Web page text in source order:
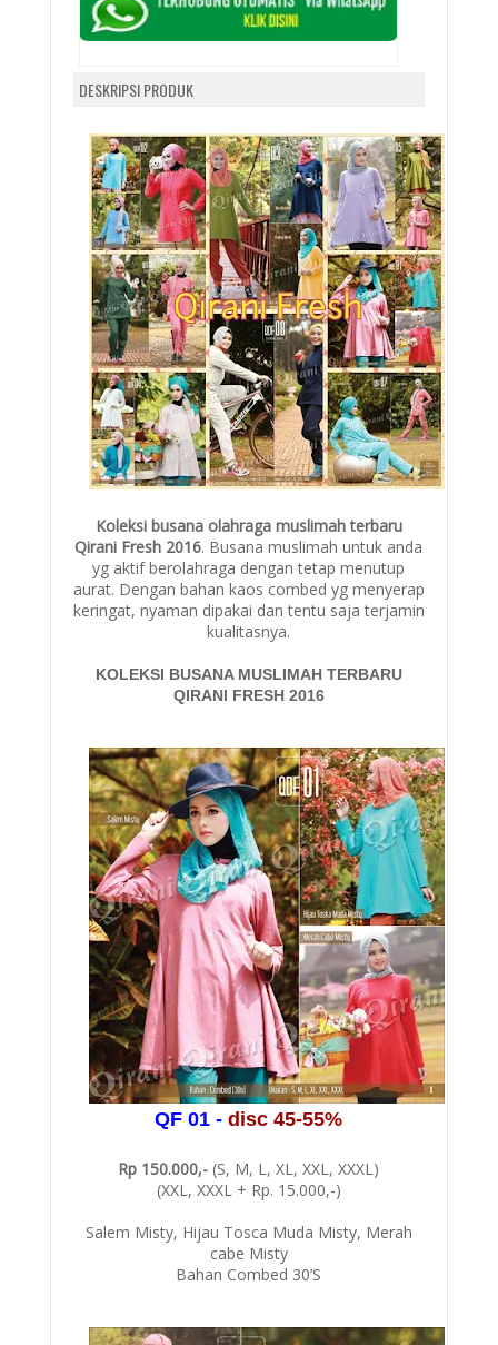
DESKRIPSI PRODUK
Koleksi busana olahraga muslimah terbaru
Qirani Fresh 2016. Busana muslimah untuk anda
yg aktif berolahraga dengan tetap menutup
aurat. Dengan bahan kaos combed yg menyerap
keringat, nyaman dipakai dan tentu saja terjamin
kualitasnya.
KOLEKSI BUSANA MUSLIMAH TERBARU
QIRANI FRESH 2016
QF 01 -disc 45-55%
Rp 150.000,- (S, M, L, XL, XXL, XXXL)
(XXL, XXXL + Rp. 15.000,-)
Salem Misty, Hijau Tosca Muda Misty, Merah
cabe Misty
Bahan Combed 30’S